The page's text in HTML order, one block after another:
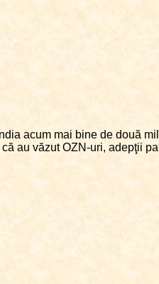
acum mai bine de două
au văzut OZN-uri, adepţii